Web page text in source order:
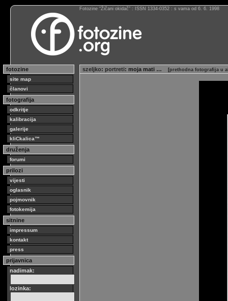
Fotozine “Žičani okidač” : ISSN 1334-0352 : s vama od 6. 6. 1998
fotozine
site map
članovi
fotografija
odkritje
kalibracija
galerije
kliCkalica™
druženja
forumi
prilozi
vijesti
oglasnik
pojmovnik
fotokemija
sitnine
impressum
kontakt
press
prijavnica
nadimak:
lozinka:
szeljko: portreti: moja mati … [prethodna fotografija u